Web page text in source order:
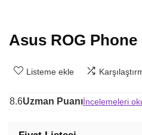
Asus ROG Phone
Listeme ekle
8.6Uzman Puanıİncelemeleri